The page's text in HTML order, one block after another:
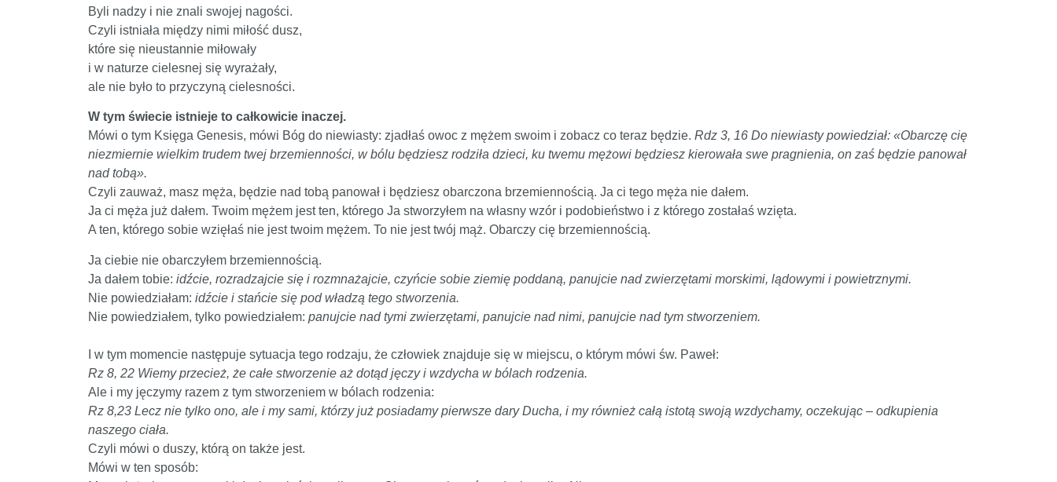
Byli nadzy i nie znali swojej nagości.
Czyli istniała między nimi miłość dusz,
które się nieustannie miłowały
i w naturze cielesnej się wyrażały,
ale nie było to przyczyną cielesności.
W tym świecie istnieje to całkowicie inaczej.
Mówi o tym Księga Genesis, mówi Bóg do niewiasty: zjadłaś owoc z mężem swoim i zobacz co teraz będzie. Rdz 3, 16 Do niewiasty powiedział: «Obarczę cię
niezmiernie wielkim trudem twej brzemienności, w bólu będziesz rodziła dzieci, ku twemu mężowi będziesz kierowała swe pragnienia, on zaś będzie panował
nad tobą».
Czyli zauważ, masz męża, będzie nad tobą panował i będziesz obarczona brzemiennością. Ja ci tego męża nie dałem.
Ja ci męża już dałem. Twoim mężem jest ten, którego Ja stworzyłem na własny wzór i podobieństwo i z którego zostałaś wzięta.
A ten, którego sobie wzięłaś nie jest twoim mężem. To nie jest twój mąż. Obarczy cię brzemiennością.
Ja ciebie nie obarczyłem brzemiennością.
Ja dałem tobie: idźcie, rozradzajcie się i rozmnażajcie, czyńcie sobie ziemię poddaną, panujcie nad zwierzętami morskimi, lądowymi i powietrznymi.
Nie powiedziałam: idźcie i stańcie się pod władzą tego stworzenia.
Nie powiedziałem, tylko powiedziałem: panujcie nad tymi zwierzętami, panujcie nad nimi, panujcie nad tym stworzeniem.
I w tym momencie następuje sytuacja tego rodzaju, że człowiek znajduje się w miejscu, o którym mówi św. Paweł:
Rz 8, 22 Wiemy przecież, że całe stworzenie aż dotąd jęczy i wzdycha w bólach rodzenia.
Ale i my jęczymy razem z tym stworzeniem w bólach rodzenia:
Rz 8,23 Lecz nie tylko ono, ale i my sami, którzy już posiadamy pierwsze dary Ducha, i my również całą istotą swoją wzdychamy, oczekując – odkupienia
naszego ciała.
Czyli mówi o duszy, którą on także jest.
Mówi w ten sposób: